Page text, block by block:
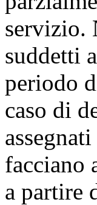
servizio.
suddetti
periodo
caso di
facciano
a partire